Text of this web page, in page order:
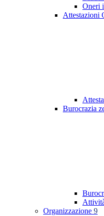
Oneri
Attestazioni
Burocrazia
Organizzazione 9